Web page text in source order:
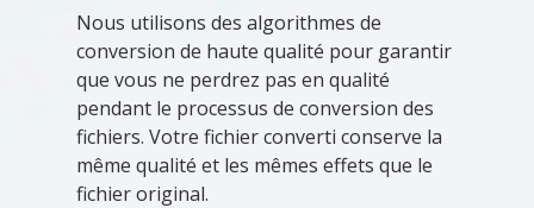
Nous utilisons des algorithmes de
conversion de haute qualité pour garantir
que vous ne perdrez pas en qualité
pendant le processus de conversion des
fichiers. Votre fichier converti conserve la
même qualité et les mêmes effets que le
fichier original.